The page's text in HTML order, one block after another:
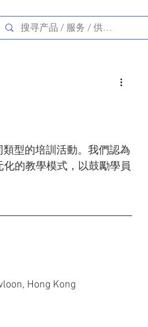
型的培訓活動。我們認為
的教學模式，以鼓勵學員
Hong Kong